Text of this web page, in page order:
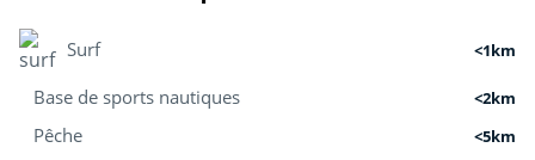
Surf <1km
Base de sports nautiques <2km
Pêche <5km